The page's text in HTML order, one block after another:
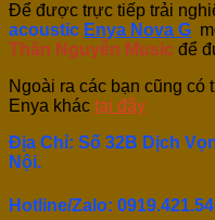
Để được trực tiếp trải
acoustic Enya Nova G
Thân Nguyễn Music để
Ngoài ra các bạn cũng có
Enya khác tại đây
Địa Chỉ: Số 32B Dịch
Nội.
Hotline/Zalo: